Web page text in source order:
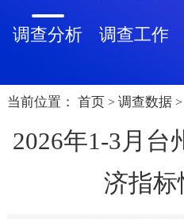
调查分析 调查工作
当前位置： 首页 > 调查数据 >
2026年1-3月台
济指标